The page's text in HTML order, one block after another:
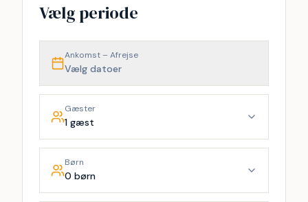
Vælg periode
Ankomst – Afrejse
Vælg datoer
Gæster
1 gæst
Børn
0 børn